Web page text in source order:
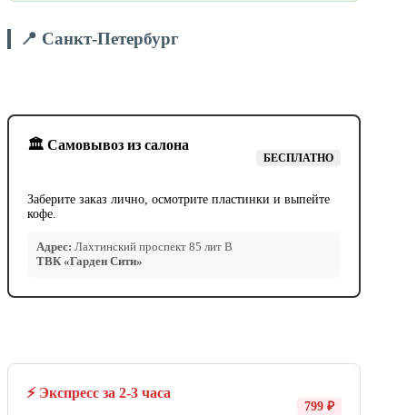
📍 Санкт-Петербург
🏛️ Самовывоз из салона
БЕСПЛАТНО
Заберите заказ лично, осмотрите пластинки и выпейте
кофе.
Адрес: Лахтинский проспект 85 лит В
ТВК «Гарден Сити»
⚡ Экспресс за 2-3 часа
799 ₽